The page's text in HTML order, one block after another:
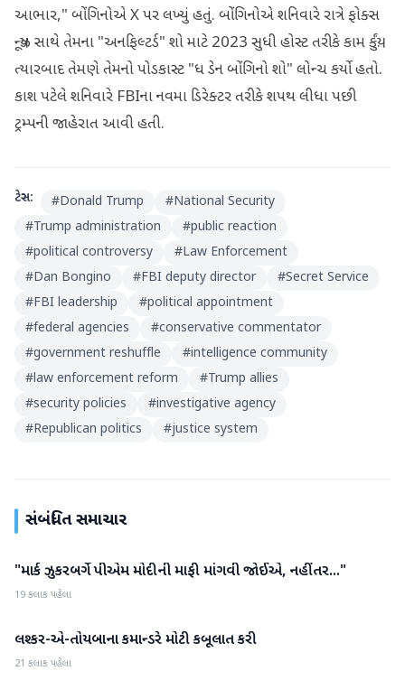
આભાર," બોંગિનોએ X પર લખ્યું હતું. બોંગિનોએ શનિવારે રાત્રે ફોક્સ
ન્યૂઝ સાથે તેમના "અનફિલ્ટર્ડ" શો માટે 2023 સુધી હોસ્ટ તરીકે કામ કર્યું.
ત્યારબાદ તેમણે તેમનો પોડકાસ્ટ "ધ ડેન બોંગિનો શો" લોન્ચ કર્યો હતો.
કાશ પટેલે શનિવારે FBIના નવમા ડિરેક્ટર તરીકે શપથ લીધા પછી
ટ્રમ્પની જાહેરાત આવી હતી.
ટેગ્સ: #Donald Trump #National Security
#Trump administration #public reaction
#political controversy #Law Enforcement
#Dan Bongino #FBI deputy director #Secret Service
#FBI leadership #political appointment
#federal agencies #conservative commentator
#government reshuffle #intelligence community
#law enforcement reform #Trump allies
#security policies #investigative agency
#Republican politics #justice system
સંબંધિત સમાચાર
આંતરરાષ્ટ્રીય
"માર્ક ઝુકરબર્ગે પીએમ મોદીની માફી માંગવી જોઈએ, નહીંતર..."
19 કલાક પહેલા
આંતરરાષ્ટ્રીય
લશ્કર-એ-તોયબાના કમાન્ડરે મોટી કબૂલાત કરી
21 કલાક પહેલા